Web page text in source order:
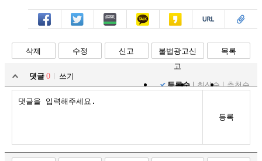
페북 트윗 밴드 카톡 카스 복사 스크랩
삭제 수정 신고
불법광고신
고
목록
댓글 0
쓰기
등록순
최신순 추천순
등록